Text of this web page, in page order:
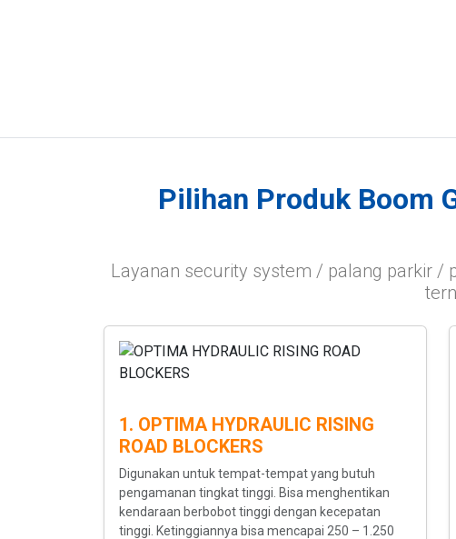
Pilihan Produk Boom
Layanan security system / palang parkir /
1. OPTIMA HYDRAULIC RISING
ROAD BLOCKERS
Digunakan untuk tempat-tempat yang butuh
pengamanan tingkat tinggi. Bisa menghentikan
kendaraan berbobot tinggi dengan kecepatan
tinggi. Ketinggiannya bisa mencapai 250 – 1.250